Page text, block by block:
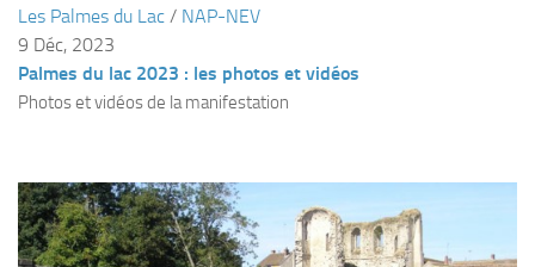
ECOLE DE PLONGEE
Plongeur N1
Plongeur N2
Les Palmes du Lac / NAP-NEV
9 Déc, 2023
Palmes du lac 2023 : les photos et vidéos
Photos et vidéos de la manifestation